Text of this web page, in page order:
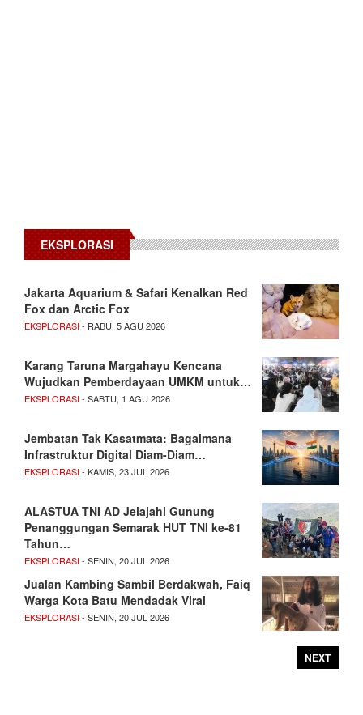
EKSPLORASI
Jakarta Aquarium & Safari Kenalkan Red
Fox dan Arctic Fox
EKSPLORASI- RABU, 5 AGU 2026
Karang Taruna Margahayu Kencana
Wujudkan Pemberdayaan UMKM untuk…
EKSPLORASI- SABTU, 1 AGU 2026
Jembatan Tak Kasatmata: Bagaimana
Infrastruktur Digital Diam-Diam…
EKSPLORASI- KAMIS, 23 JUL 2026
ALASTUA TNI AD Jelajahi Gunung
Penanggungan Semarak HUT TNI ke-81
Tahun…
EKSPLORASI- SENIN, 20 JUL 2026
Jualan Kambing Sambil Berdakwah, Faiq
Warga Kota Batu Mendadak Viral
EKSPLORASI- SENIN, 20 JUL 2026
NEXT